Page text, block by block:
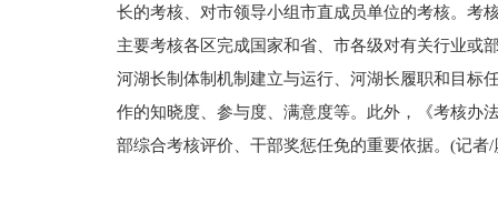
长的考核、对市领导小组市直成员单位的考核。考
主要考核各区完成国家和省、市各级对有关行业或
河湖长制体制机制建立与运行、河湖长履职和目标
作的知晓度、参与度、满意度等。此外，《考核办
部综合考核评价、干部奖惩任免的重要依据。(记者